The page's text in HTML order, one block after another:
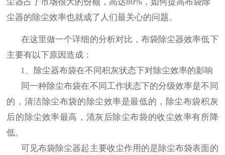
尘器的除尘效率也就成了人们最关心的问题。
在这里做一个详细的分析对比，布袋除尘器效率低下
主要有以下原因造成：
1、除尘器布袋在不同积灰状态下对除尘效率的影响
同一种除尘布袋在不同工作状态下的分级效率是不同
的，清洁除尘布袋的除尘效率是最低的，除尘布袋积灰
后的除尘效率最高，清灰后除尘布袋的收尘效率有所降
低。
可见布袋除尘器起主要收尘作用的是除尘布袋表面的